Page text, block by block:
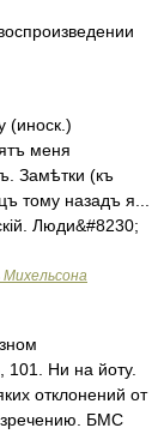
(иноск.)
меня
Замѣтки (къ
тому назадъ я...
Люди&#8230;
Михельсона
101. Ни на йоту.
отклонений от
БМС